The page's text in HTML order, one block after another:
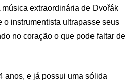
música extraordinária de Dvořák
o instrumentista ultrapasse seus
no coração o que pode faltar de
anos, e já possui uma sólida